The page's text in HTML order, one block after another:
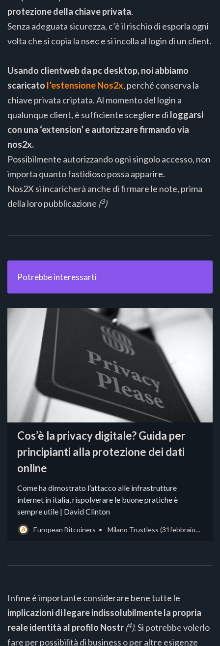
protezione della chiave privata.
Senza adeguata sicurezza, c’è il rischio di esporla ogni
volta che si copia la nsec e si incolla al login di un client.
Usando clientweb da pc desktop, noi abbiamo
scaricato l’estensione Nos2x, perché conserva la
chiave privata criptata. Al momento del login a
qualunque client, è sufficiente scegliere di loggarsi
con una ‘extension’ e autorizzare firmando via
nos2x.
Possibilmente autorizzando ogni singolo accesso, non
importa quanto fastidioso possa apparire.
Nos2X si incaricherà anche di firmare le note, prima
della loro pubblicazione (3)
Potrebbe interessarti
Cos’è la privacy digitale? Guida per
principianti alla protezione dei dati
online
Come ha dimostrato l’attacco alle infrastrutture
internet in italia, rispolverare le buone pratiche è
sempre utile | David Clinton
European Bitcoiners Milano Trustless (31febbraioMI)
Infine è importante considerare bene tutte le
implicazioni di legare indissolubilmente la propria
reale identità al profilo Nostr (4). Si potrebbe volerlo
fare per possibilità di business o per altre esigenze